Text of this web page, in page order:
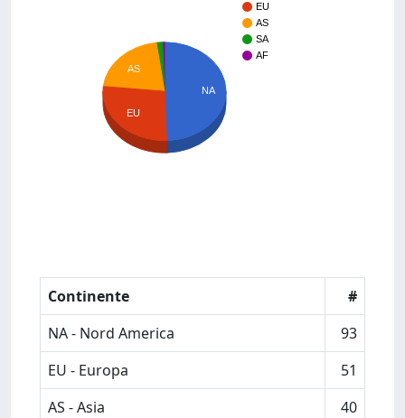
EU
AS
SA
AF
NA
AS
EU
Continente
#
NA - Nord America
93
EU - Europa
51
AS - Asia
40